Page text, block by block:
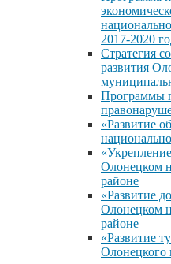
2017-2020
Стратегия
развития
Программы
«Развитие
Олонецком
районе
«Развитие
Олонецком
районе
«Развитие
Олонецкого